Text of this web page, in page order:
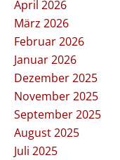
April 2026
März 2026
Februar 2026
Januar 2026
Dezember 2025
November 2025
September 2025
August 2025
Juli 2025